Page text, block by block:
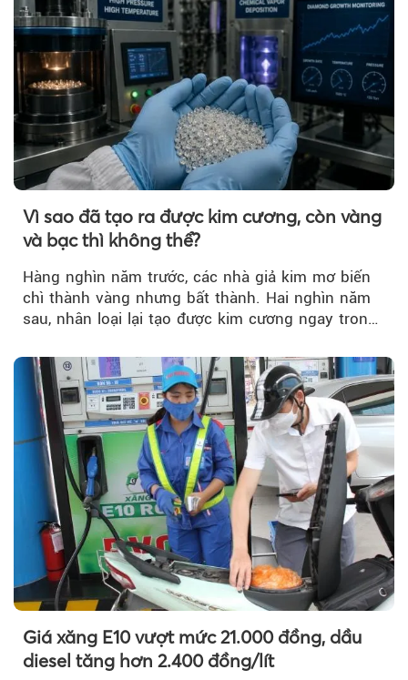
Vì sao đã tạo ra được kim cương, còn vàng
và bạc thì không thể?
Hàng nghìn năm trước, các nhà giả kim mơ biến
chì thành vàng nhưng bất thành. Hai nghìn năm
sau, nhân loại lại tạo được kim cương ngay trong
Giá xăng E10 vượt mức 21.000 đồng, dầu
diesel tăng hơn 2.400 đồng/lít